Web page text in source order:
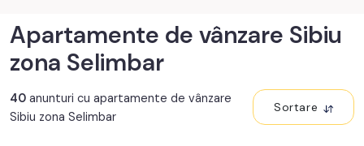
Apartamente de vânzare Sibiu
zona Selimbar
40 anunturi cu apartamente de vânzare
Sibiu zona Selimbar
Sortare